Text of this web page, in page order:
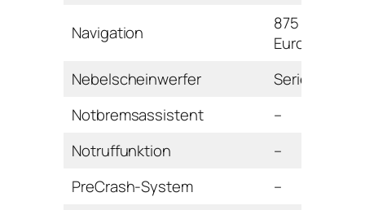
Navigation
875
Euro
Nebelscheinwerfer
Serie
Notbremsassistent
–
Notruffunktion
–
PreCrash-System
–